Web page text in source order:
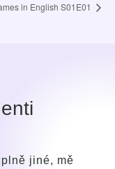
in English S01E01
jiné, mě